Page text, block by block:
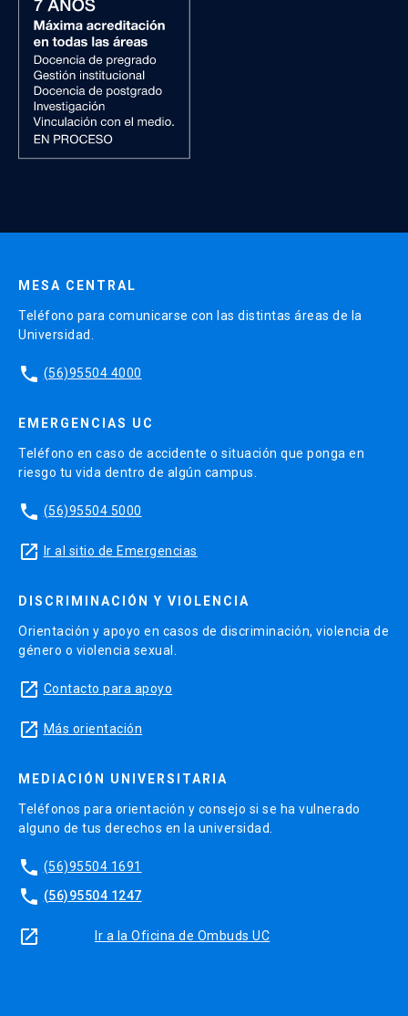
MESA CENTRAL
Teléfono para comunicarse con las distintas áreas de la
Universidad.
phone (56)95504 4000
EMERGENCIAS UC
Teléfono en caso de accidente o situación que ponga en
riesgo tu vida dentro de algún campus.
phone (56)95504 5000
launch Ir al sitio de Emergencias
DISCRIMINACIÓN Y VIOLENCIA
Orientación y apoyo en casos de discriminación, violencia de
género o violencia sexual.
launch Contacto para apoyo
launch Más orientación
MEDIACIÓN UNIVERSITARIA
Teléfonos para orientación y consejo si se ha vulnerado
alguno de tus derechos en la universidad.
phone (56)95504 1691
phone (56)95504 1247
launch Ir a la Oficina de Ombuds UC